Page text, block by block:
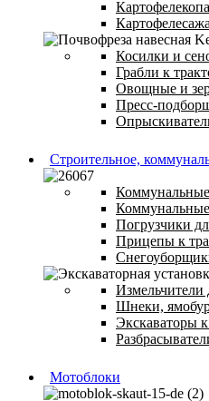
Косилки и
Грабли к
Овощные и
Пресс-
Строительное,
Погрузчики
Прицепы к
Измельчители
Шнеки,
Экскаваторы
Мотоблоки